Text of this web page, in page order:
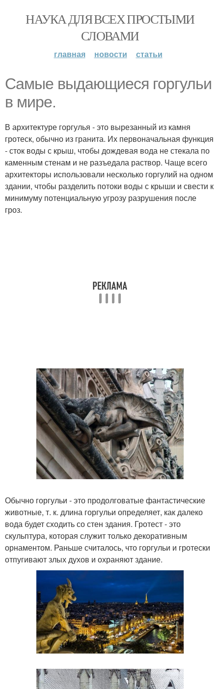
НАУКА ДЛЯ ВСЕХ ПРОСТЫМИ
СЛОВАМИ
главная новости статьи
Самые выдающиеся горгульи
в мире.
В архитектуре горгулья - это вырезанный из камня
гротеск, обычно из гранита. Их первоначальная функция
- сток воды с крыш, чтобы дождевая вода не стекала по
каменным стенам и не разъедала раствор. Чаще всего
архитекторы использовали несколько горгулий на одном
здании, чтобы разделить потоки воды с крыши и свести к
минимуму потенциальную угрозу разрушения после
гроз.
Обычно горгульи - это продолговатые фантастические
животные, т. к. длина горгульи определяет, как далеко
вода будет сходить со стен здания. Гротест - это
скульптура, которая служит только декоративным
орнаментом. Раньше считалось, что горгульи и гротески
отпугивают злых духов и охраняют здание.